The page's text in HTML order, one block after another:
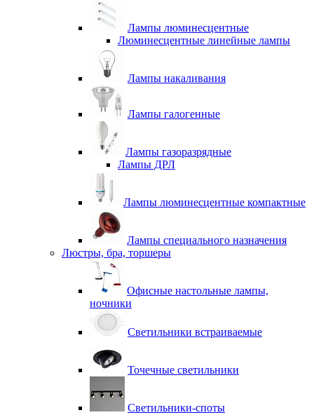
Лампы люминесцентные
Люминесцентные линейные лампы
Лампы накаливания
Лампы галогенные
Лампы газоразрядные
Лампы ДРЛ
Лампы люминесцентные компактные
Лампы специального назначения
Люстры, бра, торшеры
Офисные настольные лампы,
ночники
Светильники встраиваемые
Точечные светильники
Светильники-споты